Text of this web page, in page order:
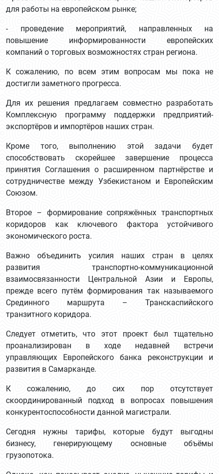
для работы на европейском рынке;
- проведение мероприятий, направленных на
повышение информированности европейских
компаний о торговых возможностях стран региона.
К сожалению, по всем этим вопросам мы пока не
достигли заметного прогресса.
Для их решения предлагаем совместно разработать
Комплексную программу поддержки предприятий-
экспортёров и импортёров наших стран.
Кроме того, выполнению этой задачи будет
способствовать скорейшее завершение процесса
принятия Соглашения о расширенном партнёрстве и
сотрудничестве между Узбекистаном и Европейским
Союзом.
Второе – формирование сопряжённых транспортных
коридоров как ключевого фактора устойчивого
экономического роста.
Важно объединить усилия наших стран в целях
развития транспортно-коммуникационной
взаимосвязанности Центральной Азии и Европы,
прежде всего путём формирования так называемого
Срединного маршрута – Транскаспийского
транзитного коридора.
Следует отметить, что этот проект был тщательно
проанализирован в ходе недавней встречи
управляющих Европейского банка реконструкции и
развития в Самарканде.
К сожалению, до сих пор отсутствует
скоординированный подход в вопросах повышения
конкурентоспособности данной магистрали.
Сегодня нужны тарифы, которые будут выгодны
бизнесу, генерирующему основные объёмы
грузопотока.